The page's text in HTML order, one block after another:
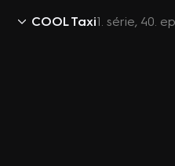
COOL Taxi1. série, 40.